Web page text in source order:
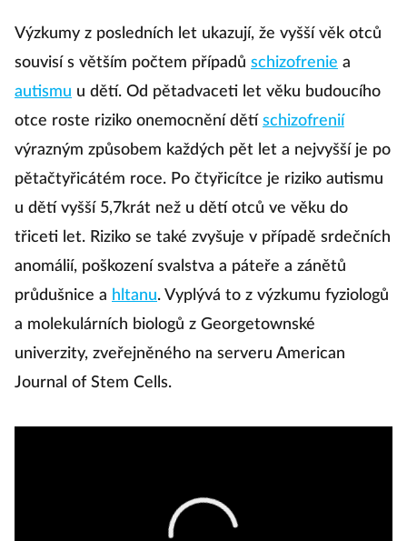
Výzkumy z posledních let ukazují, že vyšší věk otců
souvisí s větším počtem případů schizofrenie a
autismu u dětí. Od pětadvaceti let věku budoucího
otce roste riziko onemocnění dětí schizofrenií
výrazným způsobem každých pět let a nejvyšší je po
pětačtyřicátém roce. Po čtyřicítce je riziko autismu
u dětí vyšší 5,7krát než u dětí otců ve věku do
třiceti let. Riziko se také zvyšuje v případě srdečních
anomálií, poškození svalstva a páteře a zánětů
průdušnice a hltanu. Vyplývá to z výzkumu fyziologů
a molekulárních biologů z Georgetownské
univerzity, zveřejněného na serveru American
Journal of Stem Cells.